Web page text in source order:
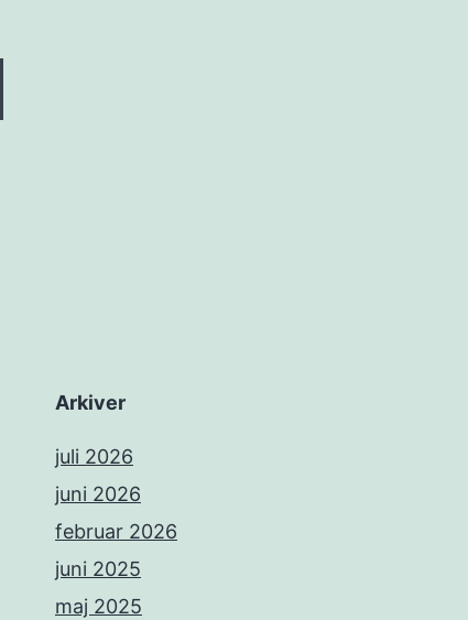
Arkiver
juli 2026
juni 2026
februar 2026
juni 2025
maj 2025